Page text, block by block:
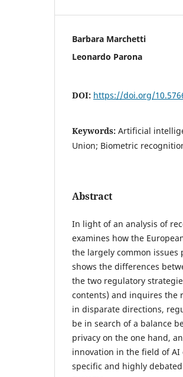
Barbara Marchetti
Leonardo Parona
DOI: https://doi.org/
Keywords: Artificial
Union; Biometric
Abstract
In light of an analysis of
examines how the
the largely common issues
shows the differences
the two regulatory
contents) and inquires the
in disparate directions,
be in search of a balance
privacy on the one hand,
innovation in the field of
specific and highly